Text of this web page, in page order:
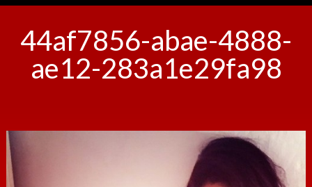
44af7856-abae-4888-
ae12-283a1e29fa98